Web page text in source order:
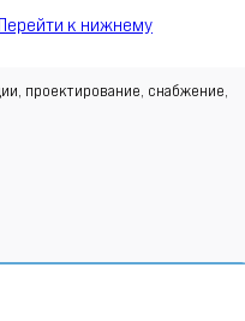
Перейти к нижнему
проектирование, снабжение,